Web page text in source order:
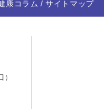
康コラム サイトマップ